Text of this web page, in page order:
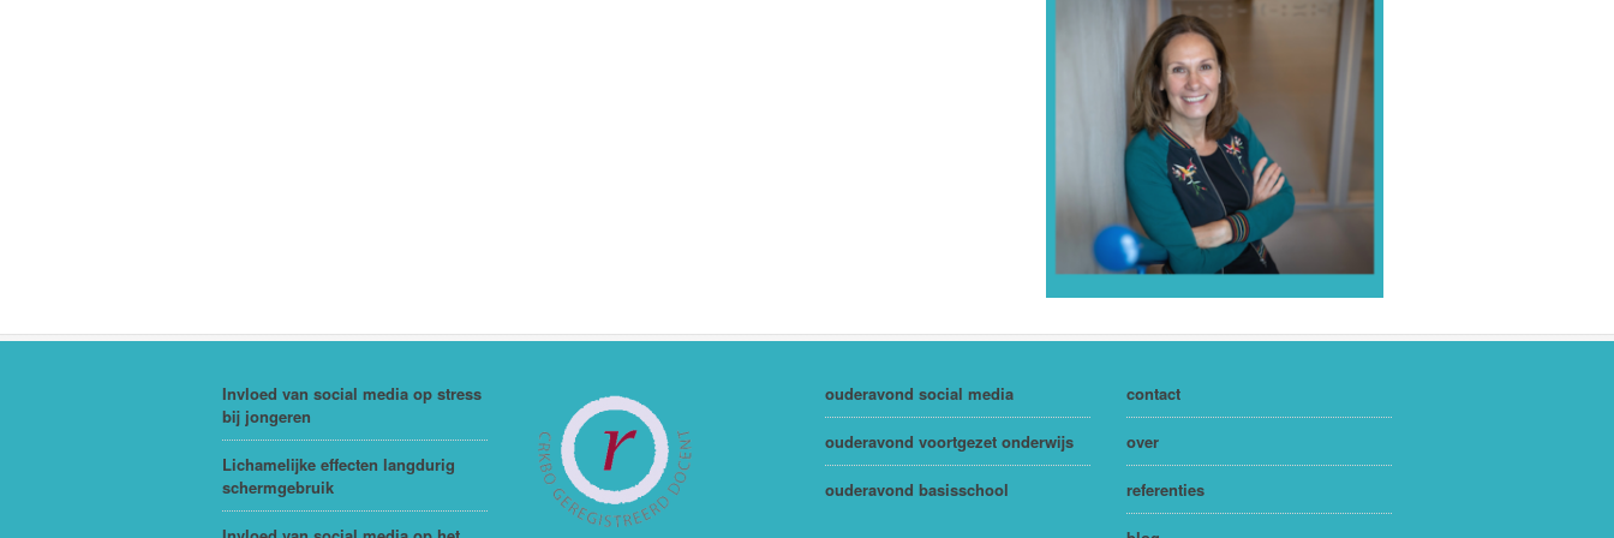
Invloed van social media op stress
bij jongeren
Lichamelijke effecten langdurig
schermgebruik
ouderavond social media
ouderavond voortgezet onderwijs
ouderavond basisschool
contact
over
referenties